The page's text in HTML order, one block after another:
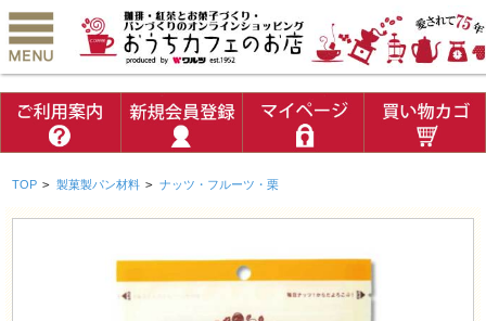
TOP > 製菓製パン材料 > ナッツ・フルーツ・栗